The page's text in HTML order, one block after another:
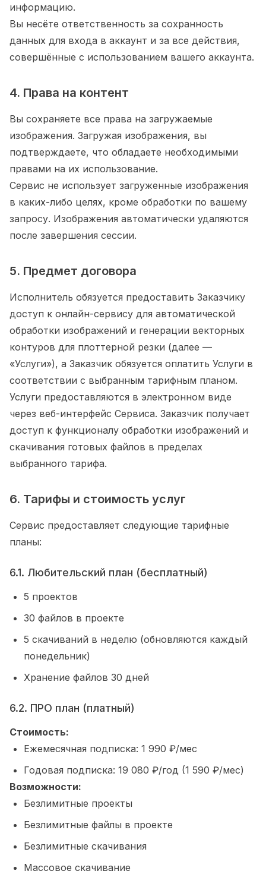
информацию.
Вы несёте ответственность за сохранность
данных для входа в аккаунт и за все действия,
совершённые с использованием вашего аккаунта.
4. Права на контент
Вы сохраняете все права на загружаемые
изображения. Загружая изображения, вы
подтверждаете, что обладаете необходимыми
правами на их использование.
Сервис не использует загруженные изображения
в каких-либо целях, кроме обработки по вашему
запросу. Изображения автоматически удаляются
после завершения сессии.
5. Предмет договора
Исполнитель обязуется предоставить Заказчику
доступ к онлайн-сервису для автоматической
обработки изображений и генерации векторных
контуров для плоттерной резки (далее —
«Услуги»), а Заказчик обязуется оплатить Услуги в
соответствии с выбранным тарифным планом.
Услуги предоставляются в электронном виде
через веб-интерфейс Сервиса. Заказчик получает
доступ к функционалу обработки изображений и
скачивания готовых файлов в пределах
выбранного тарифа.
6. Тарифы и стоимость услуг
Сервис предоставляет следующие тарифные
планы:
6.1. Любительский план (бесплатный)
5 проектов
30 файлов в проекте
5 скачиваний в неделю (обновляются каждый
понедельник)
Хранение файлов 30 дней
6.2. ПРО план (платный)
Стоимость:
Ежемесячная подписка: 1 990 ₽/мес
Годовая подписка: 19 080 ₽/год (1 590 ₽/мес)
Возможности:
Безлимитные проекты
Безлимитные файлы в проекте
Безлимитные скачивания
Массовое скачивание